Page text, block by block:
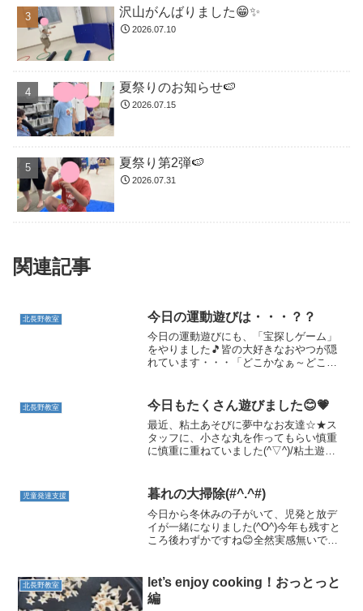
沢山がんばりました😁✨
2026.07.10
夏祭りのお知らせ🍉
2026.07.15
夏祭り第2弾🍉
2026.07.31
関連記事
北長野教室 今日の運動遊びは・・・？？
今日の運動遊びにも、「宝探しゲーム」
をやりました🎵皆の大好きなおやつが隠
れています・・・「どこかなぁ～どこか
中・・・😊💗「みつけた～🙌」と満面の
笑みのお友達♬嬉しくてガッツポーズ...
北長野教室 今日もたくさん遊びました😊💗
最近、粘土あそびに夢中なお友達☆★ス
タッフに、小さな丸を作ってもらい慎重
に慎重に重ねていました(^▽^)/粘土遊び
遊びをしている所を見て別のお友達も真
似っこ♬小さな手で...
児童発達支援 暮れの大掃除(#^.^#)
今日から冬休みの子がいて、児発と放デ
イが一緒になりました(^O^)今年も残すと
ころ後わずかですね😊全然実感無いです
ました😊毎日使っていると結構汚れます
よね(^^...
北長野教室
let’s enjoy cooking！おっとっと
編